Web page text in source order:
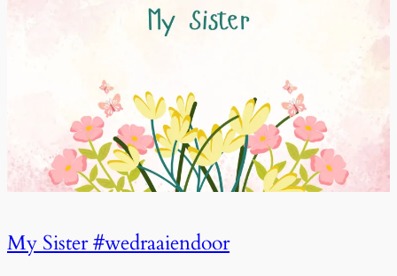
My Sister #wedraaiendoor